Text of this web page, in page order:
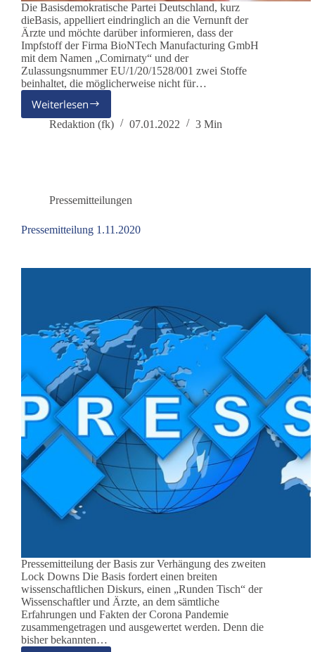
Die Basisdemokratische Partei Deutschland, kurz
dieBasis, appelliert eindringlich an die Vernunft der
Ärzte und möchte darüber informieren, dass der
Impfstoff der Firma BioNTech Manufacturing GmbH
mit dem Namen „Comirnaty“ und der
Zulassungsnummer EU/1/20/1528/001 zwei Stoffe
beinhaltet, die möglicherweise nicht für…
Weiterlesen
AG
Kindeswohl:
Impfstoff
„Comirnaty“
der
BioNTech
Redaktion (fk) 07.01.2022 3 Min
Pressemitteilungen
Pressemitteilung 1.11.2020
Pressemitteilung der Basis zur Verhängung des zweiten
Lock Downs Die Basis fordert einen breiten
wissenschaftlichen Diskurs, einen „Runden Tisch“ der
Wissenschaftler und Ärzte, an dem sämtliche
Erfahrungen und Fakten der Corona Pandemie
zusammengetragen und ausgewertet werden. Denn die
bisher bekannten…